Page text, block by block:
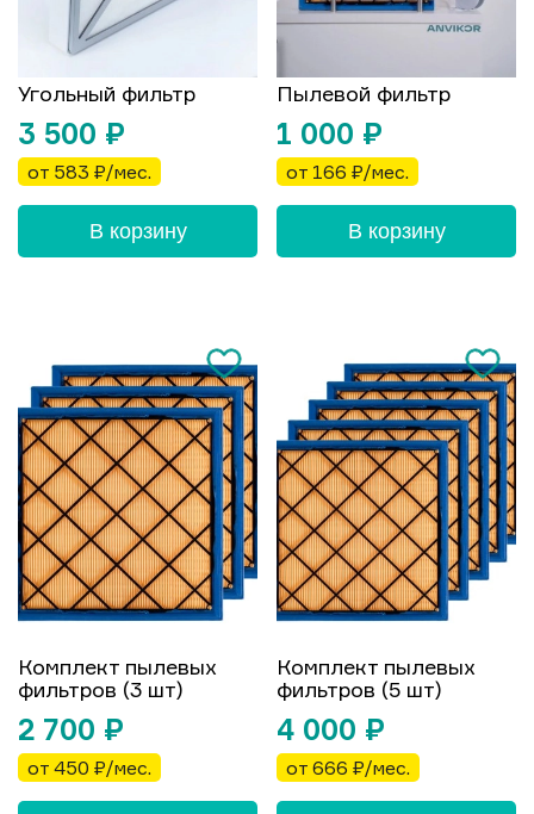
Угольный фильтр
3 500 ₽
от 583 ₽/мес.
В корзину
Пылевой фильтр
1 000 ₽
от 166 ₽/мес.
В корзину
Комплект пылевых
фильтров (3 шт)
2 700 ₽
от 450 ₽/мес.
Комплект пылевых
фильтров (5 шт)
4 000 ₽
от 666 ₽/мес.